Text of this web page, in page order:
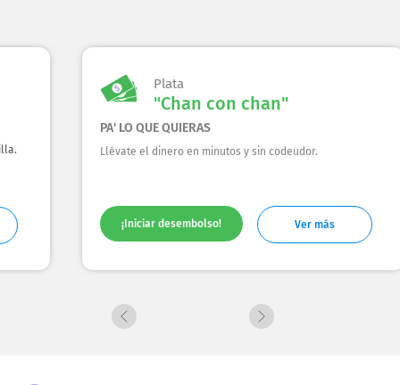
Plata
"Chan con chan"
PA' LO QUE QUIERAS
Llévate el dinero en minutos y sin codeudor.
¡Iniciar desembolso! Ver más